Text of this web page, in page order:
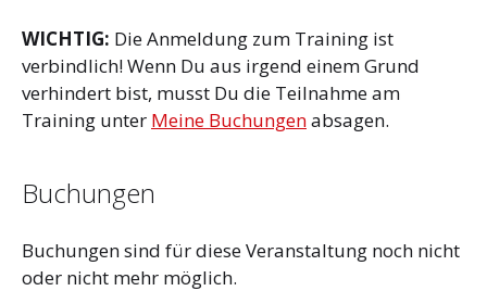
WICHTIG: Die Anmeldung zum Training ist
verbindlich! Wenn Du aus irgend einem Grund
verhindert bist, musst Du die Teilnahme am
Training unter Meine Buchungenabsagen.
Buchungen
Buchungen sind für diese Veranstaltung noch nicht
oder nicht mehr möglich.